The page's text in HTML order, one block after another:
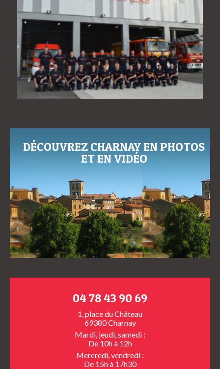
DÉCOUVREZ CHARNAY EN PHOTOS
ET EN VIDÉO
04 78 43 90 69
1, place du Château
69380 Charnay
Mardi, jeudi, samedi :
De 10h à 12h
Mercredi, vendredi :
De 15h à 17h30